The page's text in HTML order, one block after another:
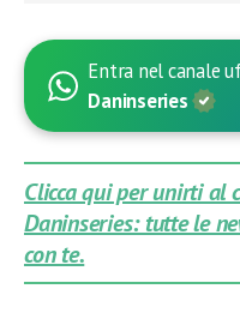
Entra nel canale
Daninseries
Clicca qui per unirti al
Daninseries: tutte le
con te.